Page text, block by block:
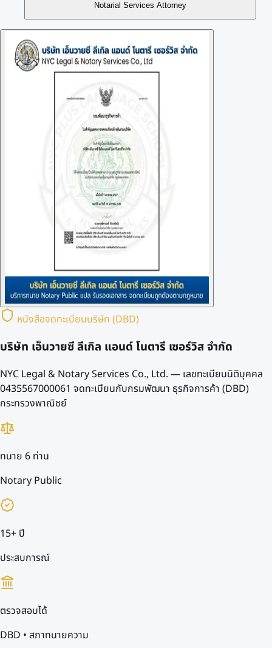
Notarial Services Attorney
หนังสือจดทะเบียนบริษัท (DBD)
บริษัท เอ็นวายซี ลีเกิล แอนด์ โนตารี เซอร์วิส จำกัด
NYC Legal & Notary Services Co., Ltd. — เลขทะเบียนนิติบุคคล
0435567000061 จดทะเบียนกับกรมพัฒนา ธุรกิจการค้า (DBD)
กระทรวงพาณิชย์
ทนาย 6 ท่าน
Notary Public
15+ ปี
ประสบการณ์
ตรวจสอบได้
DBD • สภาทนายความ